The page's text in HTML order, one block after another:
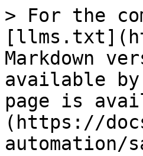
> For the
Markdown
available
page is
(https://
automation/